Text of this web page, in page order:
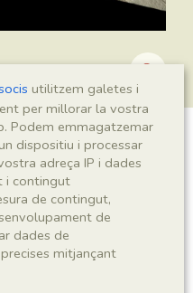
utilitzem galetes i
per millorar la vostra
Podem emmagatzemar
dispositiu i processar
adreça IP i dades
i contingut
de contingut,
de
dades de
mitjançant